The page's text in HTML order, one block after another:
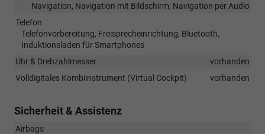
Navigation, Navigation mit Bildschirm, Navigation per Audio
Telefon
Telefonvorbereitung, Freisprecheinrichtung, Bluetooth,
Induktionsladen für Smartphones
Uhr & Drehzahlmesser
vorhanden
Volldigitales Kombiinstrument (Virtual Cockpit)
vorhanden
Sicherheit & Assistenz
Airbags